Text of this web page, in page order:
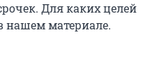
Для каких целей
нашем материале.